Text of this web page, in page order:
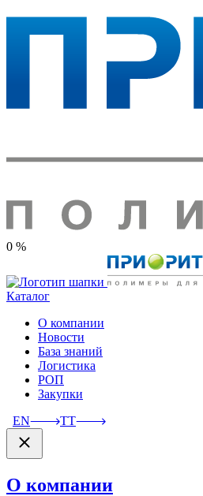
0 %
Каталог
О компании
Новости
База знаний
Логистика
РОП
Закупки
EN
TT
О компании